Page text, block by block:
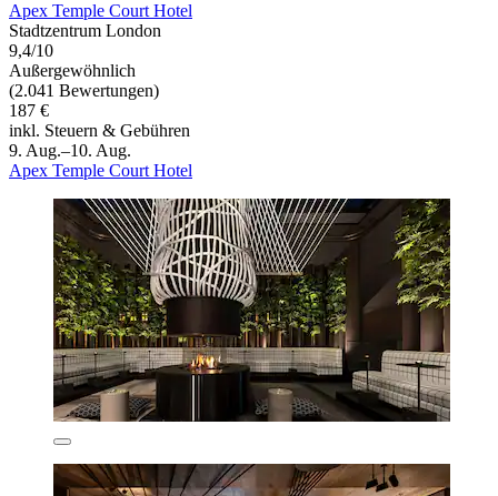
Apex Temple Court Hotel
Stadtzentrum London
9,4/10
Außergewöhnlich
(2.041 Bewertungen)
187 €
inkl. Steuern & Gebühren
9. Aug.–10. Aug.
Apex Temple Court Hotel